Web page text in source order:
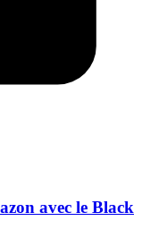
avec le Black